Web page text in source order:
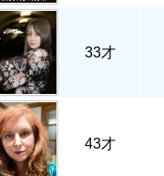
33才
43才